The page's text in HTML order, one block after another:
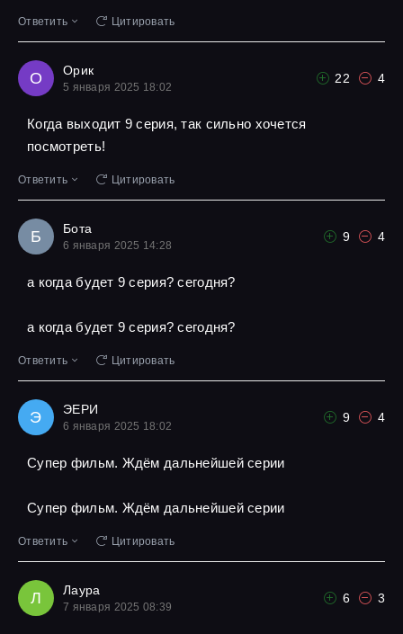
Ответить Цитировать
О Орик
5 января 2025 18:02
22 4
Когда выходит 9 серия, так сильно хочется
посмотреть!
Ответить Цитировать
Б Бота
6 января 2025 14:28
9 4
а когда будет 9 серия? сегодня?
а когда будет 9 серия? сегодня?
Ответить Цитировать
Э ЭЕРИ
6 января 2025 18:02
9 4
Супер фильм. Ждём дальнейшей серии
Супер фильм. Ждём дальнейшей серии
Ответить Цитировать
Л Лаура
7 января 2025 08:39
6 3